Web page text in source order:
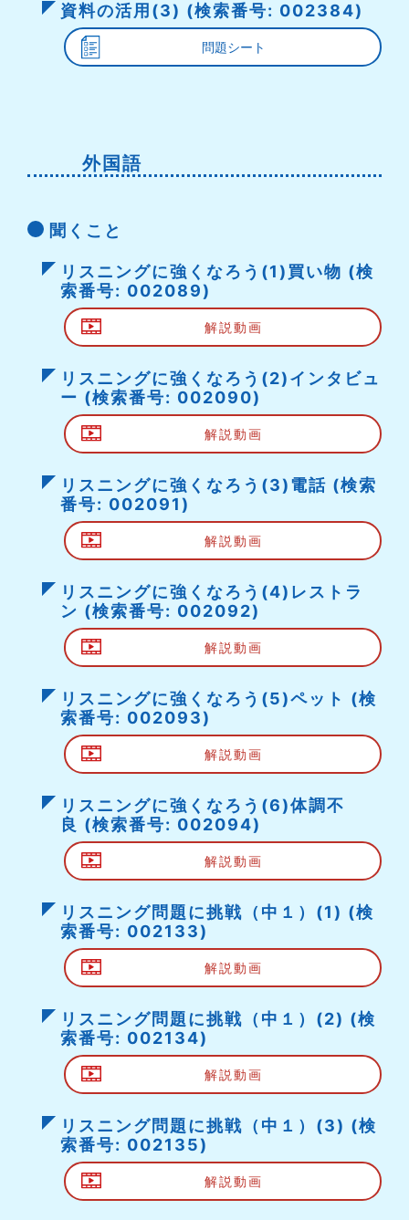
資料の活用(3) (検索番号: 002384)
問題シート
外国語
聞くこと
リスニングに強くなろう(1)買い物 (検
索番号: 002089)
解説動画
リスニングに強くなろう(2)インタビュ
ー (検索番号: 002090)
解説動画
リスニングに強くなろう(3)電話 (検索
番号: 002091)
解説動画
リスニングに強くなろう(4)レストラ
ン (検索番号: 002092)
解説動画
リスニングに強くなろう(5)ペット (検
索番号: 002093)
解説動画
リスニングに強くなろう(6)体調不
良 (検索番号: 002094)
解説動画
リスニング問題に挑戦（中１）(1) (検
索番号: 002133)
解説動画
リスニング問題に挑戦（中１）(2) (検
索番号: 002134)
解説動画
リスニング問題に挑戦（中１）(3) (検
索番号: 002135)
解説動画